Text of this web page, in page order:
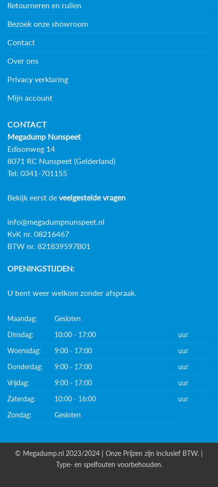
Retourneren en ruilen
Bezoek onze showroom
Contact
Over ons
Privacy verklaring
Mijn account
CONTACT
Megadump Nunspeet
Edisonweg 14
8071 RC Nunspeet (Gelderland)
Tel: 0341-701155
Bekijk eerst de veelgestelde vragen
info@megadumpnunspeet.nl
KvK nr. 08216467
BTW nr. 821839597B01
OPENINGSTIJDEN:
U bent weer welkom zonder afspraak.
Maandag:
Gesloten
Dinsdag:
10:00 - 17:00
uur
Woensdag:
9:00 - 17:00
uur
Donderdag:
9:00 - 17:00
uur
Vrijdag:
9:00 - 17:00
uur
Zaterdag:
10:00 - 16:00
uur
Zondag:
Gesloten
© Megadump.nl 2023/2024 | Onze Prijzen zijn inclusief BTW. |
Type- en spelfouten voorbehouden.